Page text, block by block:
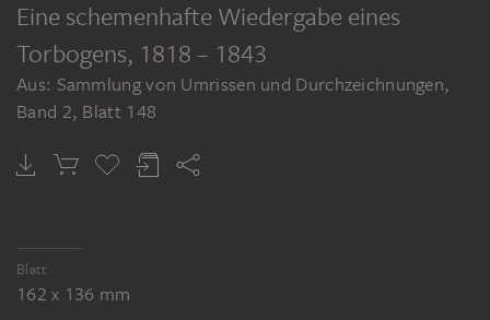
JOHANN ANTON RAMBOUX
Sammlung von Umrissen und Durchzeichnungen, Band 2
Eine schemenhafte Wiedergabe eines
Torbogens, 1818 – 1843
Aus: Sammlung von Umrissen und Durchzeichnungen,
Band 2, Blatt 148
Blatt
162 x 136 mm